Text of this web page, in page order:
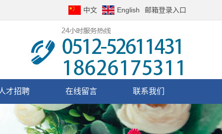
邮箱登录入口
中文 English
才招聘 在线留言 联系我们